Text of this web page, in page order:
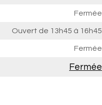
Fermée
Ouvert de 13h45 à 16h45
Fermée
Fermée